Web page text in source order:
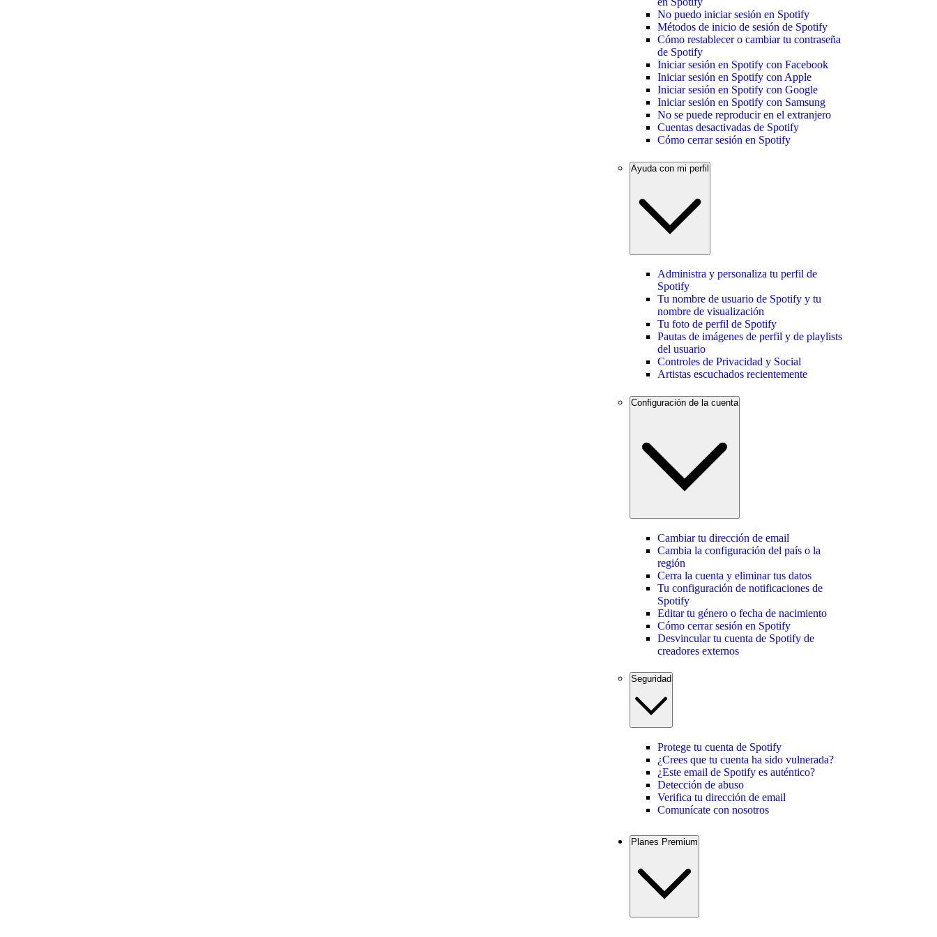
No puedo iniciar sesión en Spotify
Métodos de inicio de sesión de Spotify
Cómo restablecer o cambiar tu contraseña
de Spotify
Iniciar sesión en Spotify con Facebook
Iniciar sesión en Spotify con Apple
Iniciar sesión en Spotify con Google
Iniciar sesión en Spotify con Samsung
No se puede reproducir en el extranjero
Cuentas desactivadas de Spotify
Cómo cerrar sesión en Spotify
Ayuda con mi perfil
Administra y personaliza tu perfil de
Spotify
Tu nombre de usuario de Spotify y tu
nombre de visualización
Tu foto de perfil de Spotify
Pautas de imágenes de perfil y de playlists
del usuario
Controles de Privacidad y Social
Artistas escuchados recientemente
Configuración de la cuenta
Cambiar tu dirección de email
Cambia la configuración del país o la
región
Cerra la cuenta y eliminar tus datos
Tu configuración de notificaciones de
Spotify
Editar tu género o fecha de nacimiento
Cómo cerrar sesión en Spotify
Desvincular tu cuenta de Spotify de
creadores externos
Seguridad
Protege tu cuenta de Spotify
¿Crees que tu cuenta ha sido vulnerada?
¿Este email de Spotify es auténtico?
Detección de abuso
Verifica tu dirección de email
Comunícate con nosotros
Planes Premium